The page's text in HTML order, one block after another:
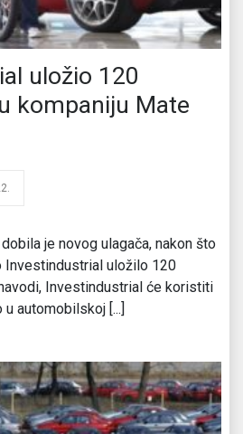
uložio 120
kompaniju Mate
je novog ulagača, nakon što
Investindustrial uložilo 120
Investindustrial će koristiti
automobilskoj [...]